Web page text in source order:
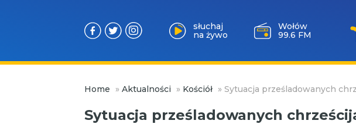
słuchaj
na żywo
Wołów
99.6 FM
Home » Aktualności » Kościół » Sytuacja prześladowanych
Sytuacja prześladowanych